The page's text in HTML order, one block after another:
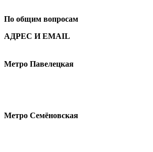
По общим вопросам
АДРЕС И EMAIL
Метро Павелецкая
Метро Семёновская